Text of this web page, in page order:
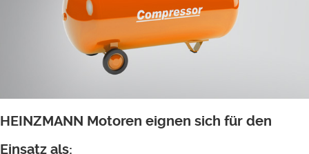
HEINZMANN Motoren eignen sich für den
Einsatz als: